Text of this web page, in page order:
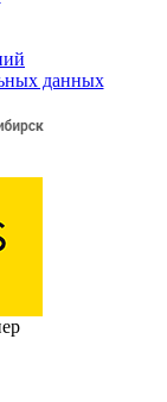
данных